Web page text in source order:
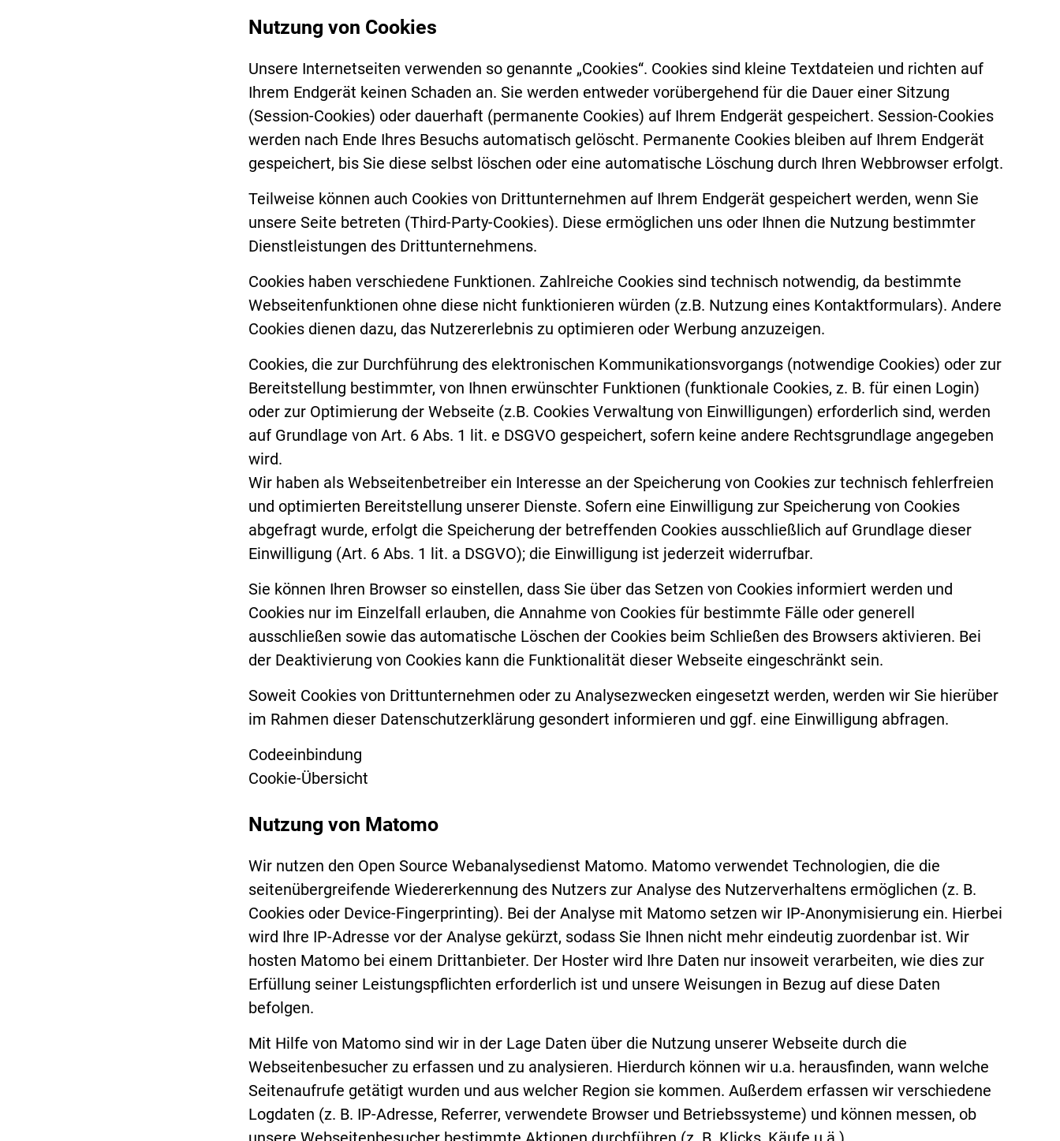
Nutzung von Cookies
Unsere Internetseiten verwenden so genannte „Cookies“. Cookies sind kleine Textdateien und richten auf
Ihrem Endgerät keinen Schaden an. Sie werden entweder vorübergehend für die Dauer einer Sitzung
(Session-Cookies) oder dauerhaft (permanente Cookies) auf Ihrem Endgerät gespeichert. Session-Cookies
werden nach Ende Ihres Besuchs automatisch gelöscht. Permanente Cookies bleiben auf Ihrem Endgerät
gespeichert, bis Sie diese selbst löschen oder eine automatische Löschung durch Ihren Webbrowser erfolgt.
Teilweise können auch Cookies von Drittunternehmen auf Ihrem Endgerät gespeichert werden, wenn Sie
unsere Seite betreten (Third-Party-Cookies). Diese ermöglichen uns oder Ihnen die Nutzung bestimmter
Dienstleistungen des Drittunternehmens.
Cookies haben verschiedene Funktionen. Zahlreiche Cookies sind technisch notwendig, da bestimmte
Webseitenfunktionen ohne diese nicht funktionieren würden (z.B. Nutzung eines Kontaktformulars). Andere
Cookies dienen dazu, das Nutzererlebnis zu optimieren oder Werbung anzuzeigen.
Cookies, die zur Durchführung des elektronischen Kommunikationsvorgangs (notwendige Cookies) oder zur
Bereitstellung bestimmter, von Ihnen erwünschter Funktionen (funktionale Cookies, z. B. für einen Login)
oder zur Optimierung der Webseite (z.B. Cookies Verwaltung von Einwilligungen) erforderlich sind, werden
auf Grundlage von Art. 6 Abs. 1 lit. e DSGVO gespeichert, sofern keine andere Rechtsgrundlage angegeben
wird.
Wir haben als Webseitenbetreiber ein Interesse an der Speicherung von Cookies zur technisch fehlerfreien
und optimierten Bereitstellung unserer Dienste. Sofern eine Einwilligung zur Speicherung von Cookies
abgefragt wurde, erfolgt die Speicherung der betreffenden Cookies ausschließlich auf Grundlage dieser
Einwilligung (Art. 6 Abs. 1 lit. a DSGVO); die Einwilligung ist jederzeit widerrufbar.
Sie können Ihren Browser so einstellen, dass Sie über das Setzen von Cookies informiert werden und
Cookies nur im Einzelfall erlauben, die Annahme von Cookies für bestimmte Fälle oder generell
ausschließen sowie das automatische Löschen der Cookies beim Schließen des Browsers aktivieren. Bei
der Deaktivierung von Cookies kann die Funktionalität dieser Webseite eingeschränkt sein.
Soweit Cookies von Drittunternehmen oder zu Analysezwecken eingesetzt werden, werden wir Sie hierüber
im Rahmen dieser Datenschutzerklärung gesondert informieren und ggf. eine Einwilligung abfragen.
Codeeinbindung
Cookie-Übersicht
Nutzung von Matomo
Wir nutzen den Open Source Webanalysedienst Matomo. Matomo verwendet Technologien, die die
seitenübergreifende Wiedererkennung des Nutzers zur Analyse des Nutzerverhaltens ermöglichen (z. B.
Cookies oder Device-Fingerprinting). Bei der Analyse mit Matomo setzen wir IP-Anonymisierung ein. Hierbei
wird Ihre IP-Adresse vor der Analyse gekürzt, sodass Sie Ihnen nicht mehr eindeutig zuordenbar ist. Wir
hosten Matomo bei einem Drittanbieter. Der Hoster wird Ihre Daten nur insoweit verarbeiten, wie dies zur
Erfüllung seiner Leistungspflichten erforderlich ist und unsere Weisungen in Bezug auf diese Daten
befolgen.
Mit Hilfe von Matomo sind wir in der Lage Daten über die Nutzung unserer Webseite durch die
Webseitenbesucher zu erfassen und zu analysieren. Hierdurch können wir u.a. herausfinden, wann welche
Seitenaufrufe getätigt wurden und aus welcher Region sie kommen. Außerdem erfassen wir verschiedene
Logdaten (z. B. IP-Adresse, Referrer, verwendete Browser und Betriebssysteme) und können messen, ob